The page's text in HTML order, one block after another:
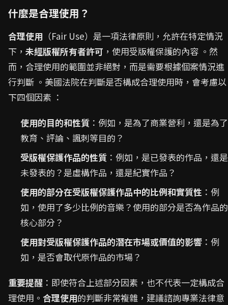
什麼是合理使用？
合理使用 （Fair Use）是一項法律原則，允許在特定情況
下， 未經版權所有者許可 ，使用受版權保護的內容 。然
而，合理使用的範圍並非絕對，而是需要根據個案情況進
行判斷 。美國法院在判斷是否構成合理使用時，會考慮以
下四個因素 ：
使用的目的和性質 ：例如，是為了商業營利，還是為了
教育、評論、諷刺等目的？
受版權保護作品的性質 ：例如，是已發表的作品，還是
未發表的？是虛構作品，還是紀實作品？
使用的部分在受版權保護作品中的比例和實質性 ：例
如，使用了多少比例的音樂？使用的部分是否為作品的
核心部分？
使用對受版權保護作品的潛在市場或價值的影響 ：例
如，是否會取代原作品的市場？
重要提醒 ：即使符合上述部分因素，也不代表一定構成合
理使用。 合理使用的判斷非常複雜，建議諮詢專業法律意